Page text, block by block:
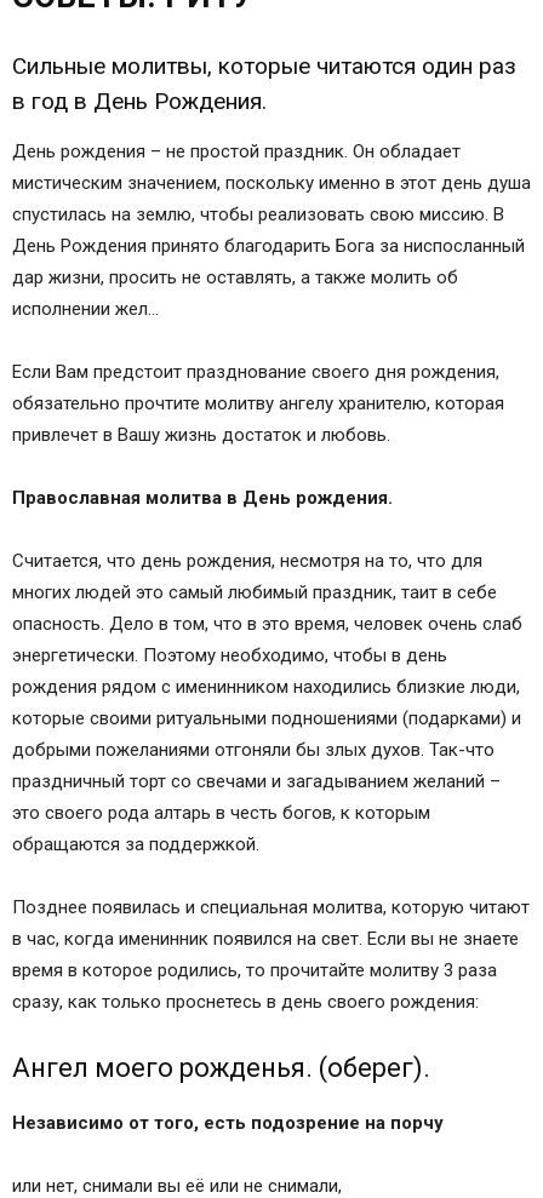
Сильные молитвы, которые читаются один раз
в год в День Рождения.
День рождения – не простой праздник. Он обладает
мистическим значением, поскольку именно в этот день душа
спустилась на землю, чтобы реализовать свою миссию. В
День Рождения принято благодарить Бога за ниспосланный
дар жизни, просить не оставлять, а также молить об
исполнении жел…
Если Вам предстоит празднование своего дня рождения,
обязательно прочтите молитву ангелу хранителю, которая
привлечет в Вашу жизнь достаток и любовь.
Православная молитва в День рождения.
Считается, что день рождения, несмотря на то, что для
многих людей это самый любимый праздник, таит в себе
опасность. Дело в том, что в это время, человек очень слаб
энергетически. Поэтому необходимо, чтобы в день
рождения рядом с именинником находились близкие люди,
которые своими ритуальными подношениями (подарками) и
добрыми пожеланиями отгоняли бы злых духов. Так-что
праздничный торт со свечами и загадыванием желаний –
это своего рода алтарь в честь богов, к которым
обращаются за поддержкой.
Позднее появилась и специальная молитва, которую читают
в час, когда именинник появился на свет. Если вы не знаете
время в которое родились, то прочитайте молитву 3 раза
сразу, как только проснетесь в день своего рождения:
Ангел моего рожденья. (оберег).
Независимо от того, есть подозрение на порчу
или нет, снимали вы её или не снимали,